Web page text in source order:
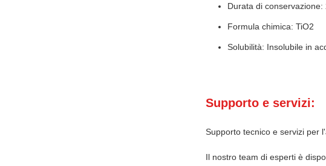
Durata di conservazione:
Formula chimica: TiO2
Solubilità: Insolubile in
Supporto e servizi:
Supporto tecnico e servizi per
Il nostro team di esperti è